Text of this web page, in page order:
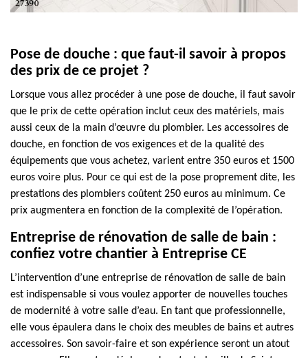
Pose de douche : que faut-il savoir à propos
des prix de ce projet ?
Lorsque vous allez procéder à une pose de douche, il faut savoir
que le prix de cette opération inclut ceux des matériels, mais
aussi ceux de la main d’œuvre du plombier. Les accessoires de
douche, en fonction de vos exigences et de la qualité des
équipements que vous achetez, varient entre 350 euros et 1500
euros voire plus. Pour ce qui est de la pose proprement dite, les
prestations des plombiers coûtent 250 euros au minimum. Ce
prix augmentera en fonction de la complexité de l’opération.
Entreprise de rénovation de salle de bain :
confiez votre chantier à Entreprise CE
L’intervention d’une entreprise de rénovation de salle de bain
est indispensable si vous voulez apporter de nouvelles touches
de modernité à votre salle d’eau. En tant que professionnelle,
elle vous épaulera dans le choix des meubles de bains et autres
accessoires. Son savoir-faire et son expérience seront un atout